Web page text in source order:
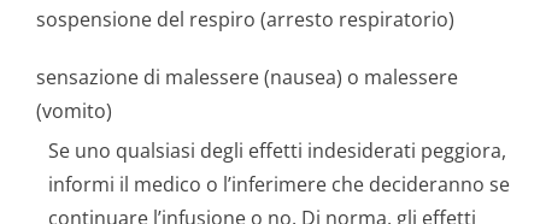
sospensione del respiro (arresto respiratorio)
sensazione di malessere (nausea) o malessere
(vomito)
Se uno qualsiasi degli effetti indesiderati peggiora,
informi il medico o l’inferimere che decideranno se
continuare l’infusione o no. Di norma, gli effetti